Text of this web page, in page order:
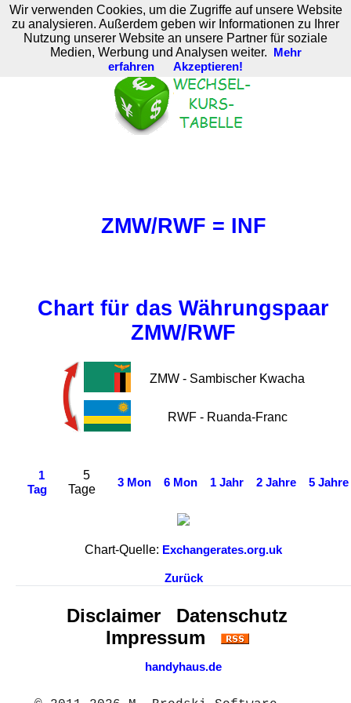
M. Brodski Software
ZMW/RWF = INF
Chart für das Währungspaar
ZMW/RWF
ZMW - Sambischer Kwacha
RWF - Ruanda-Franc
1
Tag
5
Tage
3 Mon 6 Mon 1 Jahr 2 Jahre 5 Jahre
Chart-Quelle: Exchangerates.org.uk
Zurück
Disclaimer
Datenschutz
Impressum
handyhaus.de
Wir verwenden Cookies, um die Zugriffe auf unsere Website
zu analysieren. Außerdem geben wir Informationen zu Ihrer
Nutzung unserer Website an unsere Partner für soziale
Medien, Werbung und Analysen weiter.
Mehr
erfahren
Akzeptieren!